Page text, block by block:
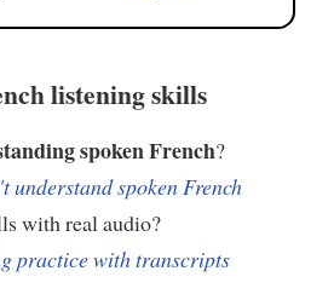
listening skills
spoken French?
understand spoken French
with real audio?
practice with transcripts